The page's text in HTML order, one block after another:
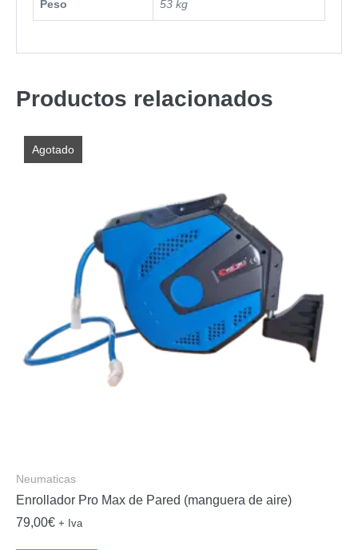
Peso 53 kg
Productos relacionados
Agotado
Neumaticas
Enrollador Pro Max de Pared (manguera de aire)
79,00€ + Iva